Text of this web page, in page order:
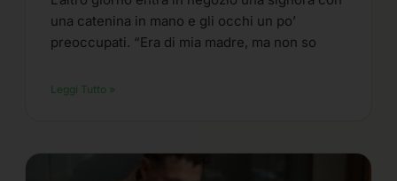
una catenina in mano e gli occhi un po’
preoccupati. “Era di mia madre, ma non so
Leggi Tutto »